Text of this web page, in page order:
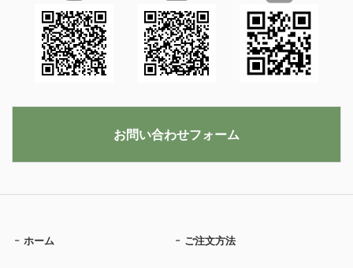
ホーム ご注文方法
お問い合わせフォーム